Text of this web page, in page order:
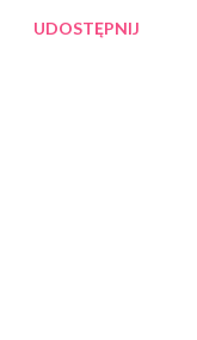
UDOSTĘPNIJ